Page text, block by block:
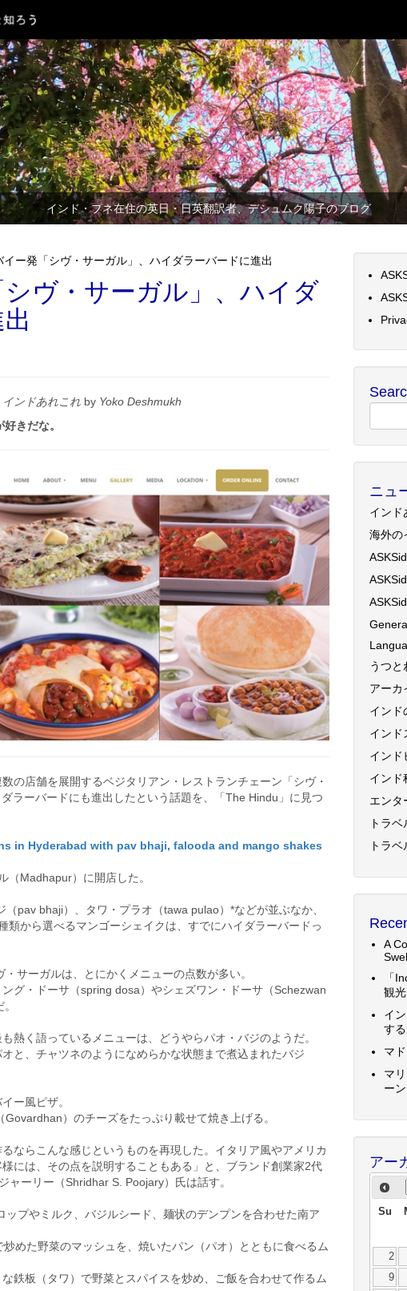
インド・プネ在住の英日・日英翻訳者、デシュムク陽子のブログ
イー発「シヴ・サーガル」、ハイダラーバードに進出
ヴ・サーガル」、ハイダ
インドあれこれ by Yoko Deshmukh
きだな。
の店舗を展開するベジタリアン・レストランチェーン「シヴ・
ラーバードにも進出したという話題を、「The Hindu」に見つ
in Hyderabad with pav bhaji, falooda and mango shakes
（Madhapur）に開店した。
pav bhaji）、タワ・プラオ（tawa pulao）*などが並ぶなか、
類から選べるマンゴーシェイクは、すでにハイダラーバードっ
サーガルは、とにかくメニューの点数が多い。
グ・ドーサ（spring dosa）やシェズワン・ドーサ（Schezwan
熱く語っているメニューは、どうやらパオ・バジのようだ。
と、チャツネのようになめらかな状態まで煮込まれたバジ
ー風ピザ。
）のチーズをたっぷり載せて焼き上げる。
ならこんな感じというものを再現した。イタリア風やアメリカ
には、その点を説明することもある」と、ブランド創業家2代
ャーリー（Shridhar S. Poojary）氏は話す。
ップやミルク、バジルシード、麺状のデンプンを合わせた南ア
炒めた野菜のマッシュを、焼いたパン（パオ）とともに食べるム
な鉄板（タワ）で野菜とスパイスを炒め、ご飯を合わせて作るム
ニュ
インド
海外の
うつと
アーカ
インド
インド
インド
インド
エンタ
トラ
トラ
A
「
観
イ
す
マ
マ
ー
アー
Su
2
9